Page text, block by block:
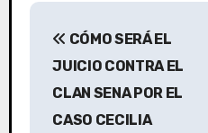
N
CÓMO SERÁ EL
JUICIO CONTRA EL
CLAN SENA POR EL
CASO CECILIA